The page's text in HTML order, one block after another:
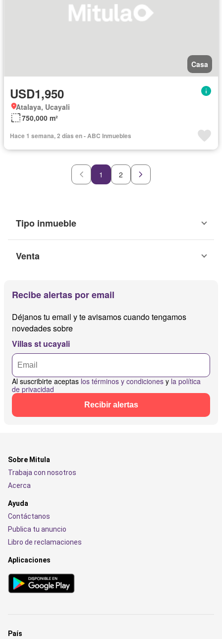
Casa
USD1,950
Atalaya, Ucayali
750,000 m²
Hace 1 semana, 2 días en - ABC Inmuebles
1 2
Tipo inmueble
Venta
Recibe alertas por email
Déjanos tu email y te avisamos cuando tengamos
novedades sobre
Villas st ucayali
Al suscribirte aceptas los términos y condiciones y la política
de privacidad
Recibir alertas
Sobre Mitula
Trabaja con nosotros
Acerca
Ayuda
Contáctanos
Publica tu anuncio
Libro de reclamaciones
Aplicaciones
País